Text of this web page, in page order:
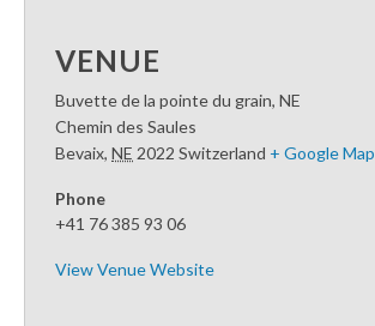
VENUE
Buvette de la pointe du grain, NE
Chemin des Saules
Bevaix, NE 2022 Switzerland + Google Map
Phone
+41 76 385 93 06
View Venue Website